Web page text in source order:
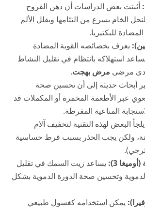
أثبتت بعض الدراسات أن دهن القروح
الخام يسرع من التئامها ويقلل الألم
للبكتيريا.
يعرف بخصائصه القوية المضادة
استهلاكه بانتظام في تقليل النشاط
لدى مرضى مرض بهجت.
أبحاث حديثة إلى أن تحسين صحة
عبر الأطعمة المخمرة أو المكملات قد
المناعية المفرطة.
البعض لهذه التقنية لتخفيف آلام
ولكن يجب الحذر بسبب فرط حساسية
3):
يساعد زيت السمك في تقليل
الدموية وتحسين صحة الدورة الدموية بشكل
يمكن استخدامه كغسول طبيعي